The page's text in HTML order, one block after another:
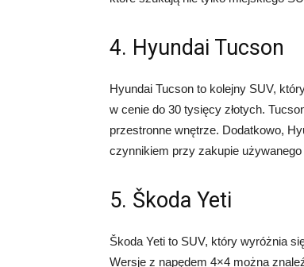
4. Hyundai Tucson
Hyundai Tucson to kolejny SUV,
w cenie do 30 tysięcy złotych.
przestronne wnętrze. Dodatkowo,
czynnikiem przy zakupie używanego
5. Škoda Yeti
Škoda Yeti to SUV, który wyróżnia
Wersje z napędem 4×4 można